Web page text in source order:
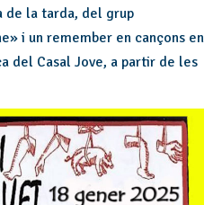
de la tarda, del grup
i un remember en cançons en
del Casal Jove, a partir de les